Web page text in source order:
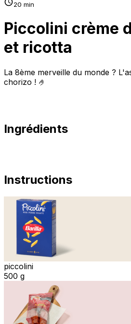
20 min
Piccolini crème
et ricotta
La 8ème merveille du monde ?
chorizo ! 🤌
Ingrédients
Instructions
piccolini
500 g